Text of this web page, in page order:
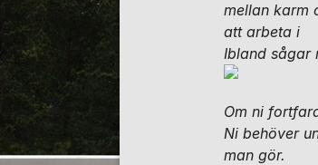
mellan karm
att arbeta i
Ibland sågar
Om ni
Ni behöver
man gör.